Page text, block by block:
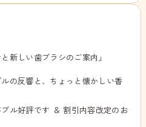
新しい歯ブラシのご案内」
の反響と、ちょっと懐かしい香
ブル好評です ＆ 割引内容改定のお